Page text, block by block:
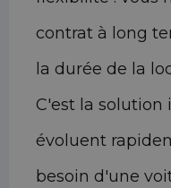
contrat à long
la durée de la
C'est la solution
évoluent
besoin d'une